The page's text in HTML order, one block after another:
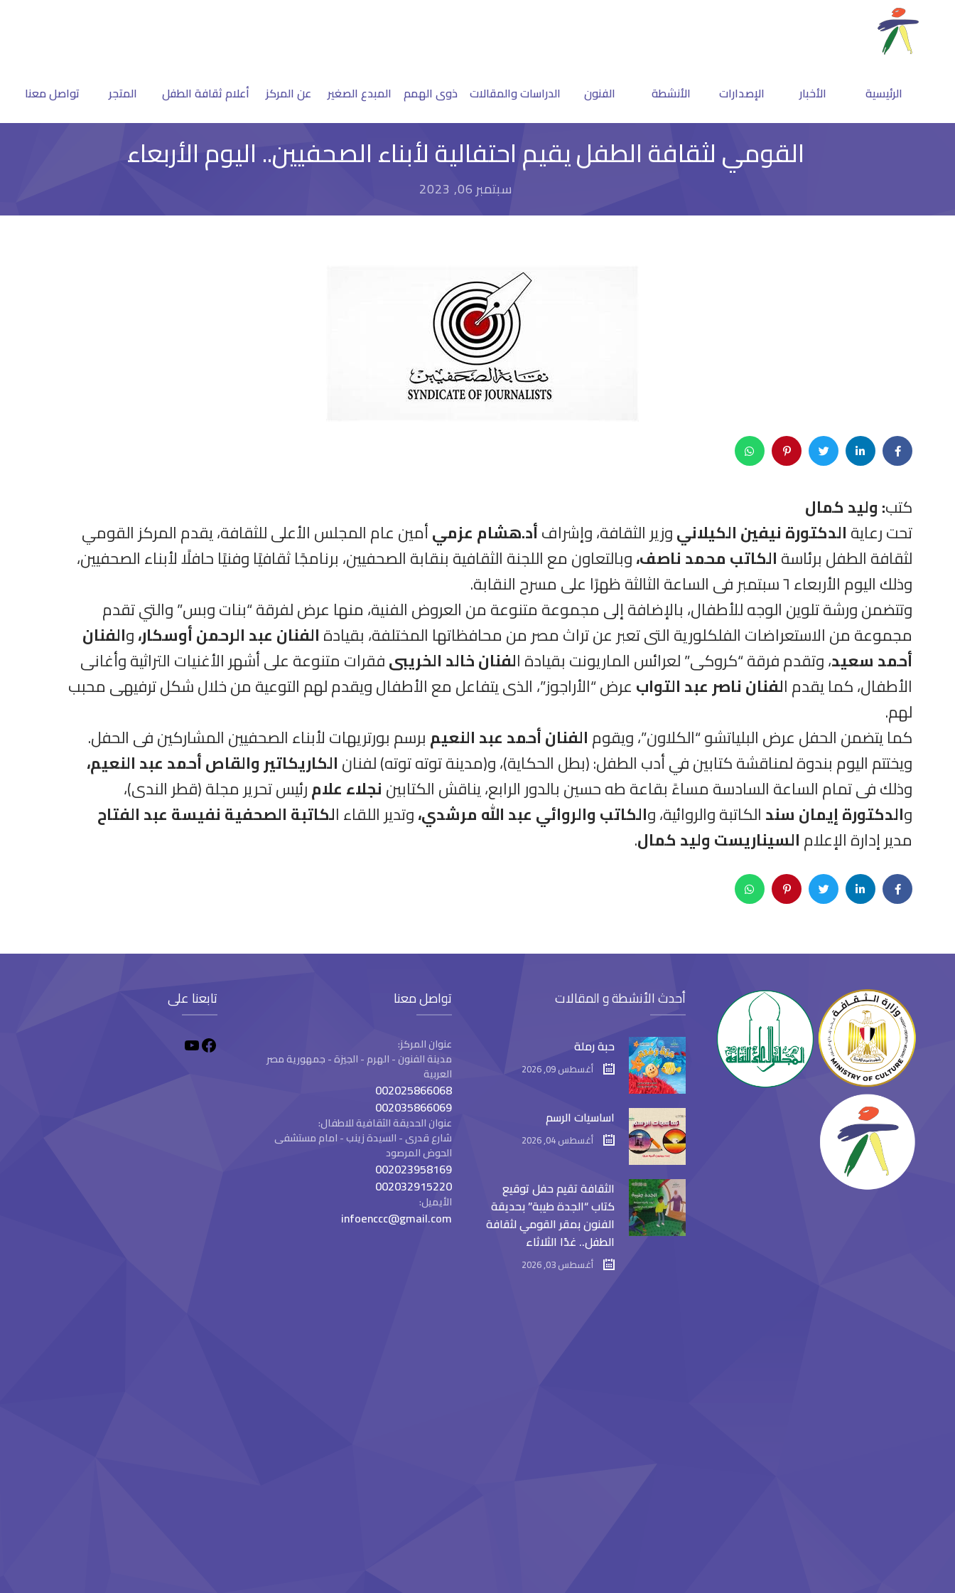
الرئيسية الأخبار الإصدارات الأنشطة الفنون الدراسات والمقالات ذوى الهمم المبدع الصغير عن المركز أعلام ثقافة الطفل المتجر تواصل معنا
القومي لثقافة الطفل يقيم احتفالية لأبناء الصحفيين.. اليوم الأربعاء
سبتمبر 06, 2023
كتب: وليد كمال
تحت رعايةالدكتورة نيفين الكيلانيوزير الثقافة، وإشرافأد.هشام عزميأمين عام المجلس الأعلى للثقافة، يقدم المركز القومي
لثقافة الطفل برئاسةالكاتب محمد ناصف،وبالتعاون مع اللجنة الثقافية بنقابة الصحفيين، برنامجًا ثقافيًا وفنيًا حافلًا لأبناء الصحفيين،
وذلك اليوم الأربعاء ٦ سبتمبر فى الساعة الثالثة ظهرًا على مسرح النقابة.
وتتضمن ورشة تلوين الوجه للأطفال، بالإضافة إلى مجموعة متنوعة من العروض الفنية، منها عرض لفرقة “بنات وبس” والتي تقدم
مجموعة من الاستعراضات الفلكلورية التى تعبر عن تراث مصر من محافظاتها المختلفة، بقيادةالفنان عبد الرحمن أوسكار،والفنان
أحمد سعيد، وتقدم فرقة “كروكى” لعرائس الماريونت بقيادة الفنان خالد الخريبىفقرات متنوعة على أشهر الأغنيات التراثية وأغانى
الأطفال، كما يقدم الفنان ناصر عبد التوابعرض “الأراجوز”، الذى يتفاعل مع الأطفال ويقدم لهم التوعية من خلال شكل ترفيهى محبب
لهم.
كما يتضمن الحفل عرض البلياتشو “الكلاون”، ويقومالفنان أحمد عبد النعيمبرسم بورتريهات لأبناء الصحفيين المشاركين فى الحفل.
ويختتم اليوم بندوة لمناقشة كتابين في أدب الطفل: (بطل الحكاية)، و(مدينة توته توته) لفنانالكاريكاتير والقاص أحمد عبد النعيم،
وذلك فى تمام الساعة السادسة مساءً بقاعة طه حسين بالدور الرابع، يناقش الكتابيننجلاء علامرئيس تحرير مجلة (قطر الندى)،
والدكتورة إيمان سندالكاتبة والروائية، والكاتب والروائي عبد الله مرشدي،وتدير اللقاء الكاتبة الصحفية نفيسة عبد الفتاح
مدير إدارة الإعلامالسيناريست وليد كمال.
تابعنا على تواصل معنا
عنوان المركز:
مدينة الفنون - الهرم - الجيزة - جمهورية مصر
العربية
002025866068
002035866069
عنوان الحديقة الثقافية للاطفال:
شارع قدرى - السيدة زينب - امام مستشفى
الحوض المرصود
002023958169
002032915220
الأيميل:
infoenccc@gmail.com
أحدث الأنشطة و المقالات
حبة رملة
أغسطس 09, 2026
اساسيات الرسم
أغسطس 04, 2026
الثقافة تقيم حفل توقيع
كتاب “الجدة طيبة” بحديقة
الفنون بمقر القومي لثقافة
الطفل.. غدًا الثلاثاء
أغسطس 03, 2026